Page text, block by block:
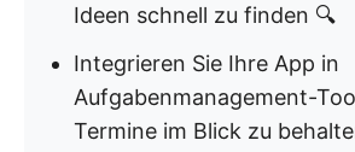
Ideen schnell zu finden 🔍
Integrieren Sie Ihre App in
Aufgabenmanagement-
Termine im Blick zu